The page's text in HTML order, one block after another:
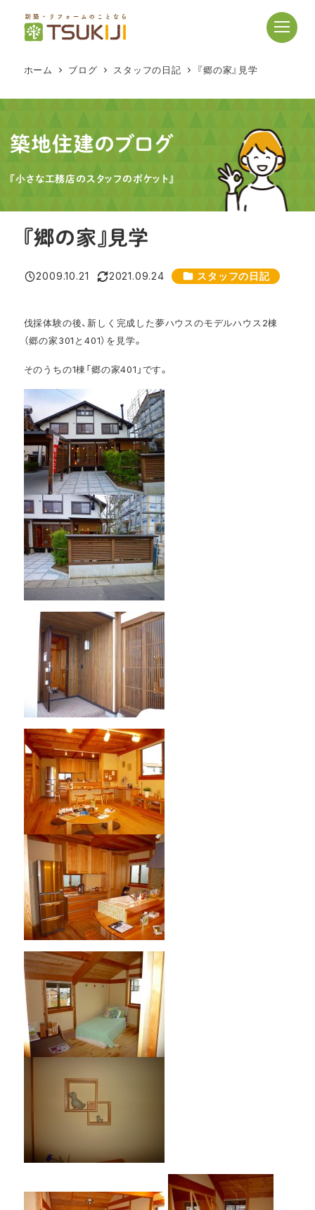
テ
ツ
へ
移
ホーム ブログ スタッフの日記 『郷の家』見学
築地住建のブログ
『小さな工務店のスタッフのポケット』
『郷の家』見学
投稿日
2009.10.21
更新日
2021.09.24 カテゴリー
スタッフの日記
伐採体験の後、新しく完成した夢ハウスのモデルハウス2棟
（郷の家301と401）を見学。
そのうちの1棟「郷の家401」です。